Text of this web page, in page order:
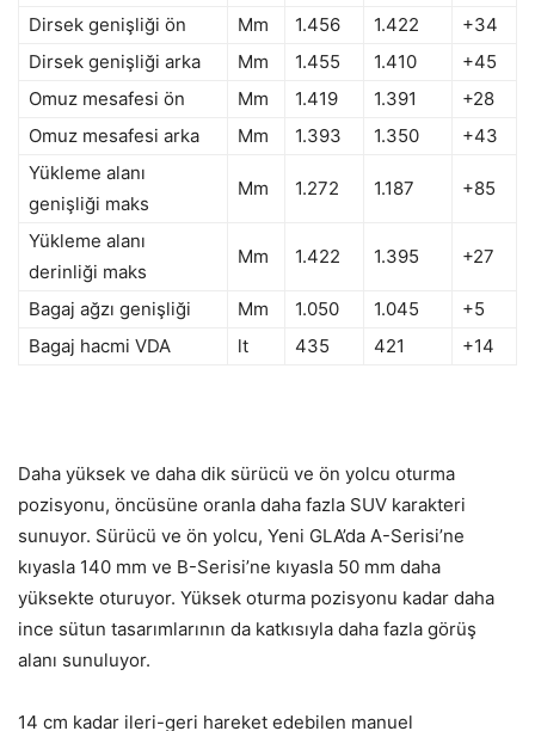
Dirsek genişliği ön
Mm 1.456 1.422
+34
Dirsek genişliği arka
Mm 1.455 1.410
+45
Omuz mesafesi ön
Mm 1.419 1.391
+28
Omuz mesafesi arka
Mm 1.393 1.350
+43
Yükleme alanı
genişliği maks
Mm 1.272 1.187 +85
Yükleme alanı
derinliği maks
Mm 1.422 1.395 +27
Bagaj ağzı genişliği Mm 1.050 1.045
+5
Bagaj hacmi VDA
lt 435 421 +14
Daha yüksek ve daha dik sürücü ve ön yolcu oturma
pozisyonu, öncüsüne oranla daha fazla SUV karakteri
sunuyor. Sürücü ve ön yolcu, Yeni GLA’da A-Serisi’ne
kıyasla 140 mm ve B-Serisi’ne kıyasla 50 mm daha
yüksekte oturuyor. Yüksek oturma pozisyonu kadar daha
ince sütun tasarımlarının da katkısıyla daha fazla görüş
alanı sunuluyor.
14 cm kadar ileri-geri hareket edebilen manuel